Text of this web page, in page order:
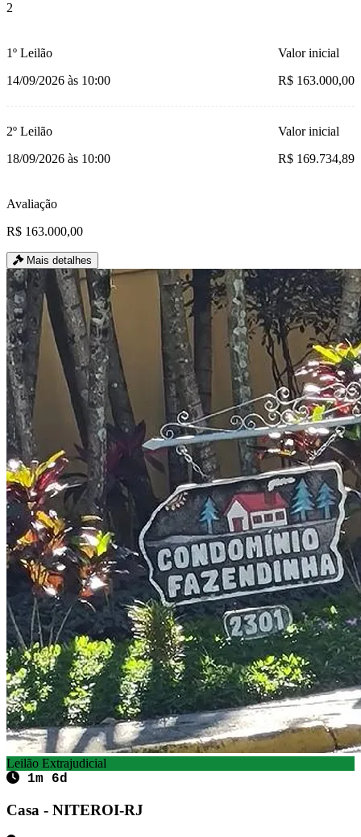
2
1º Leilão
14/09/2026 às 10:00
Valor inicial
R$ 163.000,00
2º Leilão
18/09/2026 às 10:00
Valor inicial
R$ 169.734,89
Avaliação
R$ 163.000,00
Mais detalhes
Leilão Extrajudicial
1m 6d
Casa - NITEROI-RJ